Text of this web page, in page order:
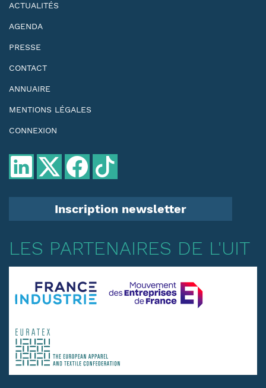
ACTUALITÉS
AGENDA
PRESSE
CONTACT
ANNUAIRE
MENTIONS LÉGALES
CONNEXION
Inscription newsletter
LES PARTENAIRES DE L'UIT